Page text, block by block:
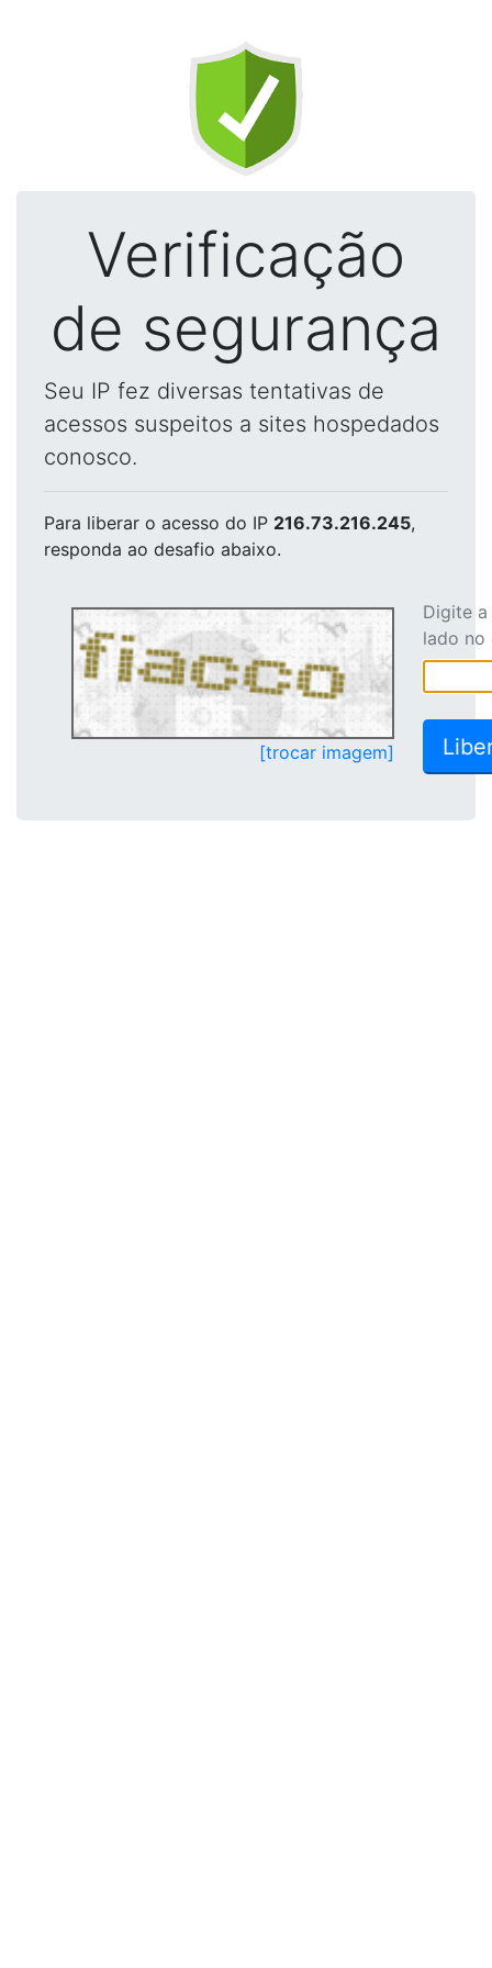
Verificação
de segurança
Seu IP fez diversas tentativas de
acessos suspeitos a sites hospedados
conosco.
Para liberar o acesso do IP 216.73.216.245,
responda ao desafio abaixo.
[trocar imagem]
Digite
lado no